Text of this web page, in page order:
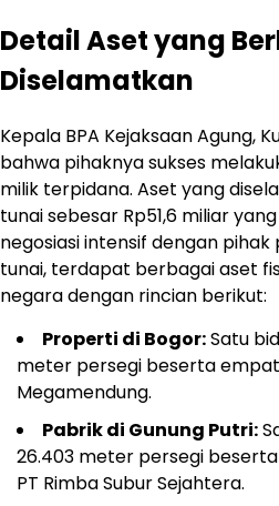
Detail Aset yang
Diselamatkan
Kepala BPA Kejaksaan Agung,
bahwa pihaknya sukses
milik terpidana. Aset yang
tunai sebesar Rp51,6 miliar
negosiasi intensif dengan pihak
tunai, terdapat berbagai aset
negara dengan rincian berikut:
Properti di Bogor:Satu
meter persegi beserta
Megamendung.
Pabrik di Gunung Putri:
26.403 meter persegi
PT Rimba Subur Sejahtera.